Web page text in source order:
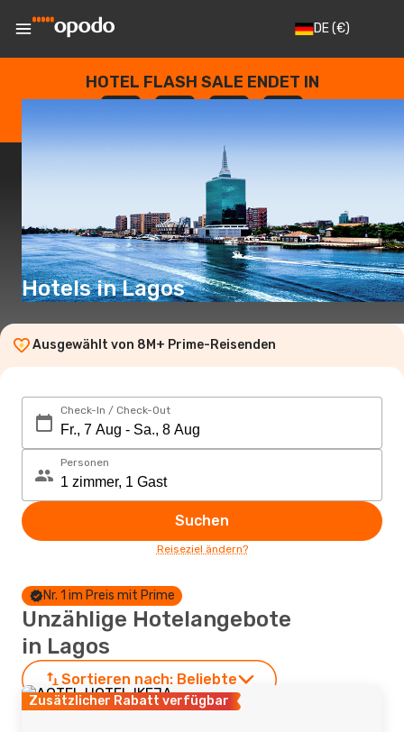
DE(€)
HOTEL FLASH SALE ENDET IN
Hotels in Lagos
Ausgewählt von 8M+ Prime-Reisenden
Check-In / Check-Out
Personen
Suchen
Reiseziel ändern?
Nr. 1 im Preis mit Prime
Unzählige Hotelangebote
in Lagos
Sortieren nach: Beliebte
Zusätzlicher Rabatt verfügbar